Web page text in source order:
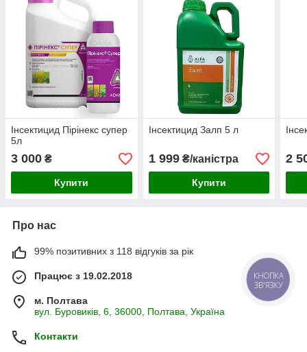
Інсектицид Пірінекс супер
5л
3 000 ₴
Купити
Інсектицид Залп 5 л
1 999₴/каністра
Купити
2
Про нас
99% позитивних з 118 відгуків за рік
Працює з 19.02.2018
м. Полтава
вул. Буровиків, 6, 36000, Полтава, Україна
Контакти
КНОПКА
ЗВ'ЯЗКУ